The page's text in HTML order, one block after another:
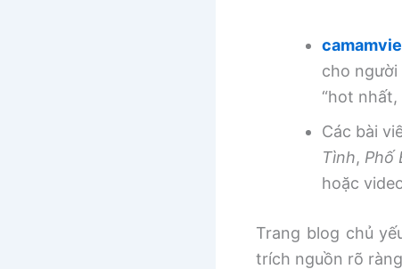
cho người
“hot
Các bài
Tình, Phố
hoặc
Trang blog chủ
trích nguồn rõ